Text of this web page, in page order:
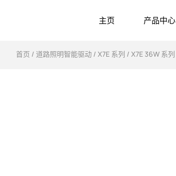
主页 产品中心
首页 / 道路照明智能驱动 / X7E 系列 / X7E 36W 系列